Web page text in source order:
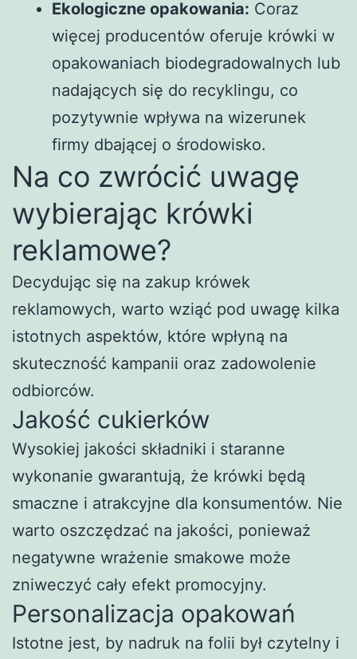
Ekologiczne opakowania: Coraz
więcej producentów oferuje krówki w
opakowaniach biodegradowalnych lub
nadających się do recyklingu, co
pozytywnie wpływa na wizerunek
firmy dbającej o środowisko.
Na co zwrócić uwagę
wybierając krówki
reklamowe?
Decydując się na zakup krówek
reklamowych, warto wziąć pod uwagę kilka
istotnych aspektów, które wpłyną na
skuteczność kampanii oraz zadowolenie
odbiorców.
Jakość cukierków
Wysokiej jakości składniki i staranne
wykonanie gwarantują, że krówki będą
smaczne i atrakcyjne dla konsumentów. Nie
warto oszczędzać na jakości, ponieważ
negatywne wrażenie smakowe może
zniweczyć cały efekt promocyjny.
Personalizacja opakowań
Istotne jest, by nadruk na folii był czytelny i